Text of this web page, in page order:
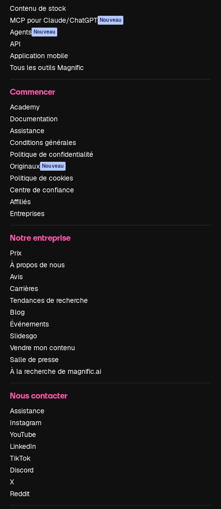
Contenu de stock
MCP pour Claude/ChatGPT Nouveau
Agents Nouveau
API
Application mobile
Tous les outils Magnific
Commencer
Academy
Documentation
Assistance
Conditions générales
Politique de confidentialité
Originaux Nouveau
Politique de cookies
Centre de confiance
Affiliés
Entreprises
Notre entreprise
Prix
À propos de nous
Avis
Carrières
Tendances de recherche
Blog
Événements
Slidesgo
Vendre mon contenu
Salle de presse
À la recherche de magnific.ai
Nous contacter
Assistance
Instagram
YouTube
LinkedIn
TikTok
Discord
X
Reddit